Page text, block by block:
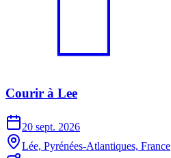
Courir à Lee
20 sept. 2026
Lée, Pyrénées-Atlantiques, France